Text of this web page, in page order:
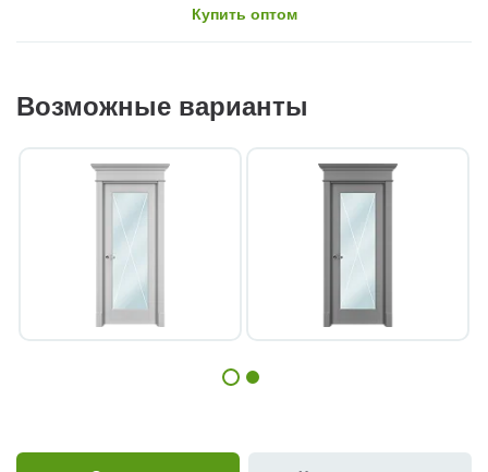
Купить оптом
Возможные варианты